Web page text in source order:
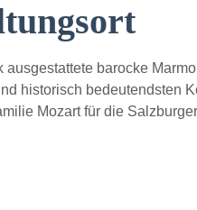
ausgestattete barocke
historisch bedeutendsten
Mozart für die